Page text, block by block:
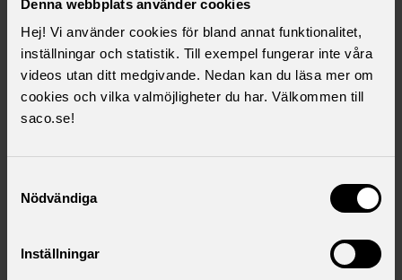
Denna webbplats använder cookies
Hej! Vi använder cookies för bland annat funktionalitet,
inställningar och statistik. Till exempel fungerar inte våra
videos utan ditt medgivande. Nedan kan du läsa mer om
cookies och vilka valmöjligheter du har. Välkommen till
saco.se!
Nödvändiga
Inställningar
Livesändning och
kongressprogram
Handlingar och motioner till Sacos kongress 2025